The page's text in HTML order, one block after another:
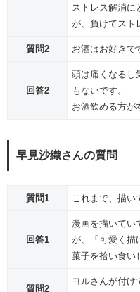
ストレス解消に
が、負けてスト
質問2 お酒はお好きで
回答2
頭は痛くなるし
もないです。
お酒飲める方が
早見沙織さんの質問
質問1 これまで、描
回答1
漫画を描いてい
が、「可愛く描
菓子を拾い食い
質問2
ヨルさんが付け